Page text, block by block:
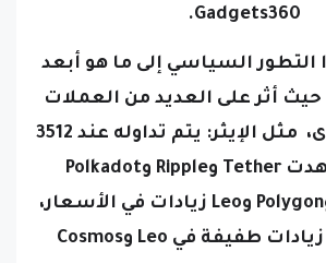
Gadgets360.
التطور السياسي إلى ما هو أبعد
حيث أثر على العديد من العملات
المشفرة الأخرى، مثل الإيثر: يتم تداوله عند 3512
دولاراً، و شهدت Tether وRipple وPolkadot
وBitcoin Cash وPolygon وLeo زيادات في الأسعار،
وتم تسجيل زيادات طفيفة في Leo وCosmos